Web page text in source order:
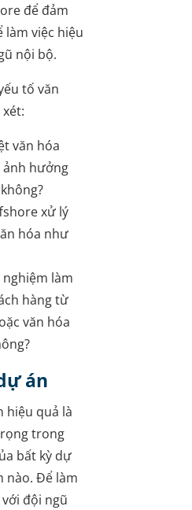
để đảm
làm việc hiệu
nội bộ.
tố văn
văn hóa
ảnh hưởng
xử lý
hóa như
làm
hàng từ
văn hóa
án
hiệu quả là
trong
bất kỳ dự
nào. Để làm
đội ngũ